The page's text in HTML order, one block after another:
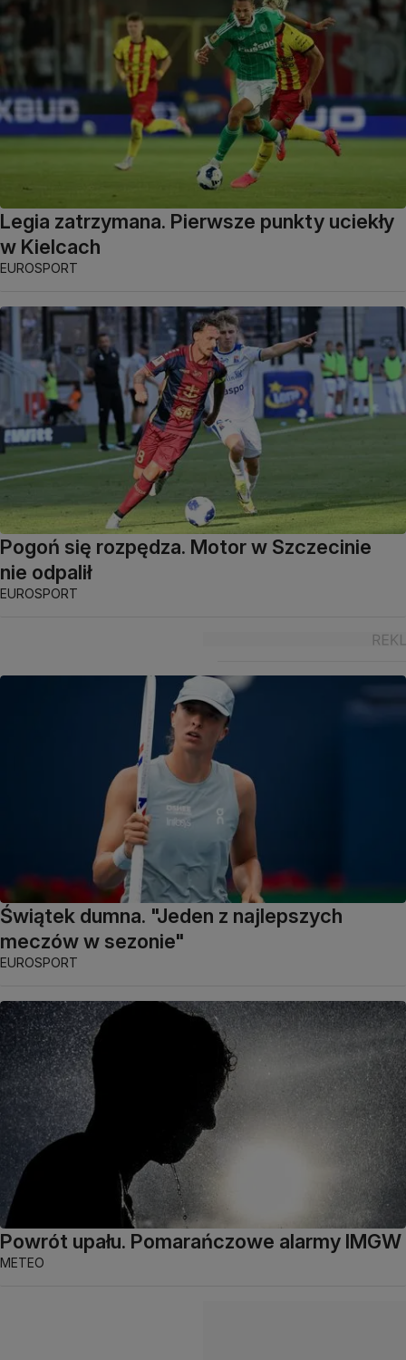
Legia zatrzymana. Pierwsze punkty uciekły
w Kielcach
EUROSPORT
Pogoń się rozpędza. Motor w Szczecinie
nie odpalił
EUROSPORT
Świątek dumna. "Jeden z najlepszych
meczów w sezonie"
EUROSPORT
Powrót upału. Pomarańczowe alarmy IMGW
METEO